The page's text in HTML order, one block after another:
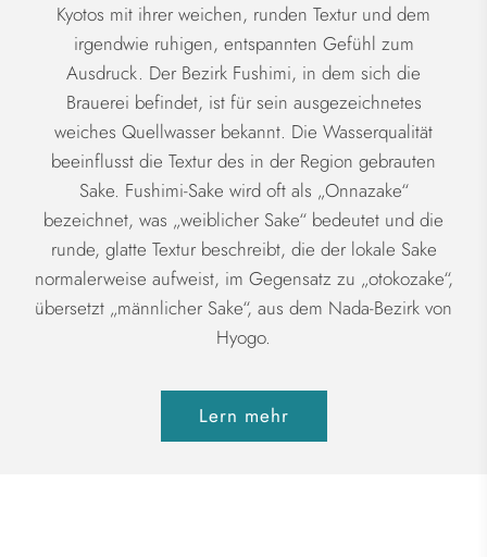
Kyotos mit ihrer weichen, runden Textur und dem
irgendwie ruhigen, entspannten Gefühl zum
Ausdruck. Der Bezirk Fushimi, in dem sich die
Brauerei befindet, ist für sein ausgezeichnetes
weiches Quellwasser bekannt. Die Wasserqualität
beeinflusst die Textur des in der Region gebrauten
Sake. Fushimi-Sake wird oft als „Onnazake“
bezeichnet, was „weiblicher Sake“ bedeutet und die
runde, glatte Textur beschreibt, die der lokale Sake
normalerweise aufweist, im Gegensatz zu „otokozake“,
übersetzt „männlicher Sake“, aus dem Nada-Bezirk von
Hyogo.
Lern mehr